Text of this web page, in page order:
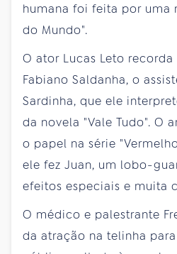
humana foi feita por uma
do Mundo".
O ator Lucas Leto
Fabiano Saldanha, o
Sardinha, que ele
da novela "Vale Tudo". O
o papel na série
ele fez Juan, um lobo-
efeitos especiais e muita
O médico e palestrante
da atração na telinha